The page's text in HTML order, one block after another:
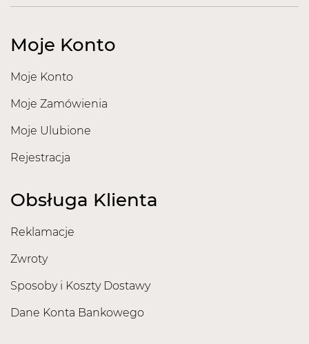
Moje Konto
Moje Konto
Moje Zamówienia
Moje Ulubione
Rejestracja
Obsługa Klienta
Reklamacje
Zwroty
Sposoby i Koszty Dostawy
Dane Konta Bankowego